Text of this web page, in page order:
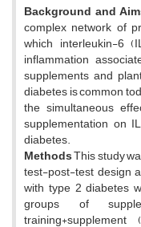
Background and
complex network of
which interleukin-6
inflammation
supplements and
diabetes is common
the simultaneous
supplementation on
diabetes.
MethodsThis study
test-post-test design
with type 2 diabetes
groups of
training+supplement